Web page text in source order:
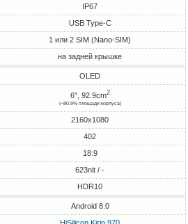
IP67
USB Type-C
1 или 2 SIM (Nano-SIM)
на задней крышке
OLED
6", 92.9cm2
(~80.9% площади корпуса)
2160x1080
402
18:9
623nit / -
HDR10
Android 8.0